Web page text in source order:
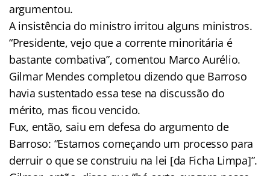
argumentou.
A insistência do ministro irritou alguns ministros.
“Presidente, vejo que a corrente minoritária é
bastante combativa”, comentou Marco Aurélio.
Gilmar Mendes completou dizendo que Barroso
havia sustentado essa tese na discussão do
mérito, mas ficou vencido.
Fux, então, saiu em defesa do argumento de
Barroso: “Estamos começando um processo para
derruir o que se construiu na lei [da Ficha Limpa]”.